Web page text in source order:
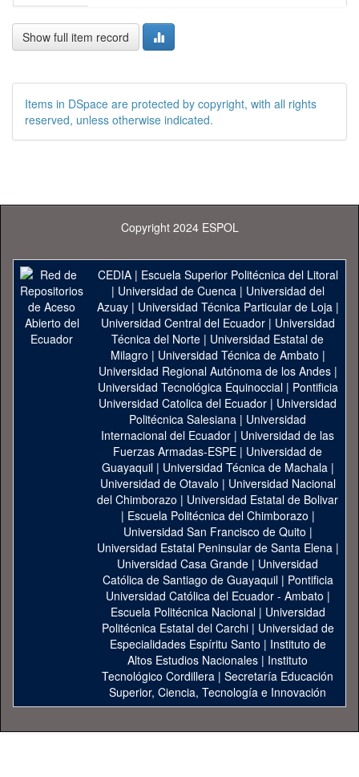
Show full item record
Items in DSpace are protected by copyright, with all rights
reserved, unless otherwise indicated.
Copyright 2024 ESPOL
CEDIA| Escuela Superior Politécnica del Litoral
| Universidad de Cuenca| Universidad del
Azuay| Universidad Técnica Particular de Loja|
Universidad Central del Ecuador| Universidad
Técnica del Norte | Universidad Estatal de
Milagro | Universidad Técnica de Ambato |
Universidad Regional Autónoma de los Andes|
Universidad Tecnológica Equinoccial| Pontificia
Universidad Catolica del Ecuador | Universidad
Politécnica Salesiana | Universidad
Internacional del Ecuador | Universidad de las
Fuerzas Armadas-ESPE | Universidad de
Guayaquil| Universidad Técnica de Machala|
Universidad de Otavalo | Universidad Nacional
del Chimborazo | Universidad Estatal de Bolivar
| Escuela Politécnica del Chimborazo |
Universidad San Francisco de Quito |
Universidad Estatal Peninsular de Santa Elena|
Universidad Casa Grande | Universidad
Católica de Santiago de Guayaquil| Pontificia
Universidad Católica del Ecuador - Ambato |
Escuela Politécnica Nacional| Universidad
Politécnica Estatal del Carchi| Universidad de
Especialidades Espíritu Santo | Instituto de
Altos Estudios Nacionales | Instituto
Tecnológico Cordillera | Secretaría Educación
Superior, Ciencia, Tecnología e Innovación